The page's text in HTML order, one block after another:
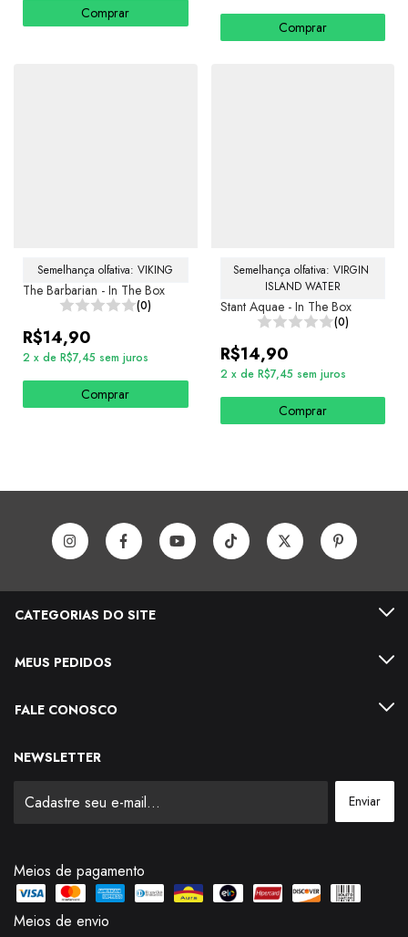
Comprar
Comprar
Semelhança olfativa: VIKING
The Barbarian - In The Box
(0)
R$14,90
2 x de R$7,45 sem juros
Comprar
Semelhança olfativa: VIRGIN
ISLAND WATER
Stant Aquae - In The Box
(0)
R$14,90
2 x de R$7,45 sem juros
Comprar
CATEGORIAS DO SITE
MEUS PEDIDOS
FALE CONOSCO
NEWSLETTER
Meios de pagamento
Meios de envio